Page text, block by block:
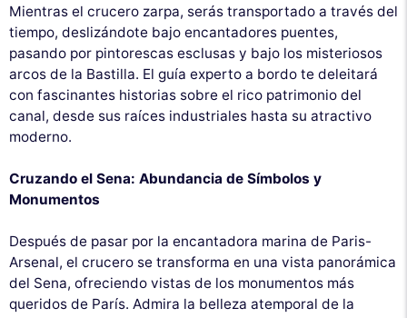
Mientras el crucero zarpa, serás transportado a través del
tiempo, deslizándote bajo encantadores puentes,
pasando por pintorescas esclusas y bajo los misteriosos
arcos de la Bastilla. El guía experto a bordo te deleitará
con fascinantes historias sobre el rico patrimonio del
canal, desde sus raíces industriales hasta su atractivo
moderno.
Cruzando el Sena: Abundancia de Símbolos y
Monumentos
Después de pasar por la encantadora marina de Paris-
Arsenal, el crucero se transforma en una vista panorámica
del Sena, ofreciendo vistas de los monumentos más
queridos de París. Admira la belleza atemporal de la